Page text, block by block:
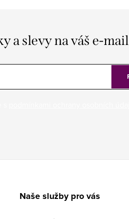
a slevy na váš e-mail
Naše služby pro vás